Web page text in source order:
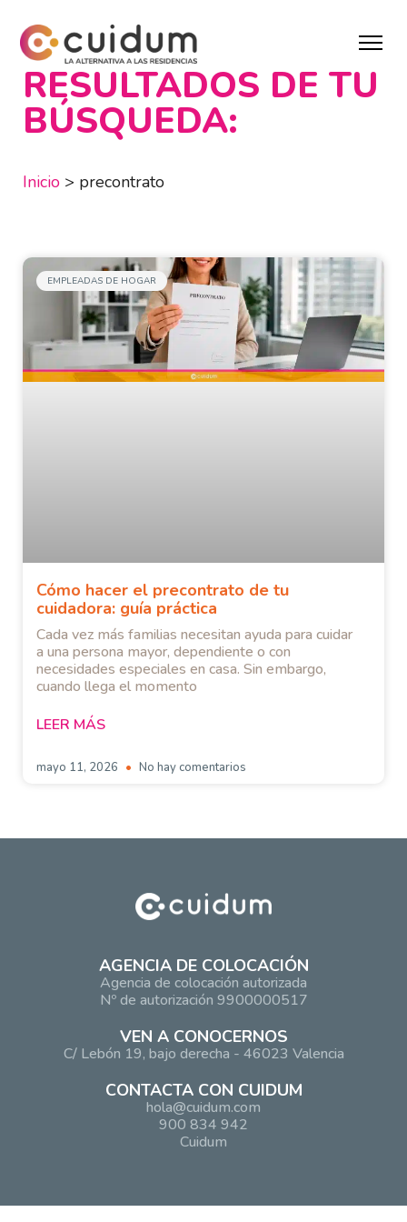
RESULTADOS DE TU
BÚSQUEDA:
Inicio > precontrato
EMPLEADAS DE HOGAR
Cómo hacer el precontrato de tu
cuidadora: guía práctica
Cada vez más familias necesitan ayuda para cuidar
a una persona mayor, dependiente o con
necesidades especiales en casa. Sin embargo,
cuando llega el momento
LEER MÁS
mayo 11, 2026 No hay comentarios
AGENCIA DE COLOCACIÓN
Agencia de colocación autorizada
Nº de autorización 9900000517
VEN A CONOCERNOS
C/ Lebón 19, bajo derecha - 46023 Valencia
CONTACTA CON CUIDUM
hola@cuidum.com
900 834 942
Cuidum